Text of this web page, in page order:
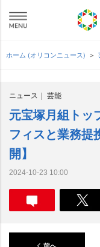
ホーム (オリコンニュース)
ニュース 芸能
元宝塚月組トッ
フィスと業務提
開】
2024-10-23 10:00